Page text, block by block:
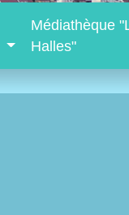
Médiathèque
Halles"